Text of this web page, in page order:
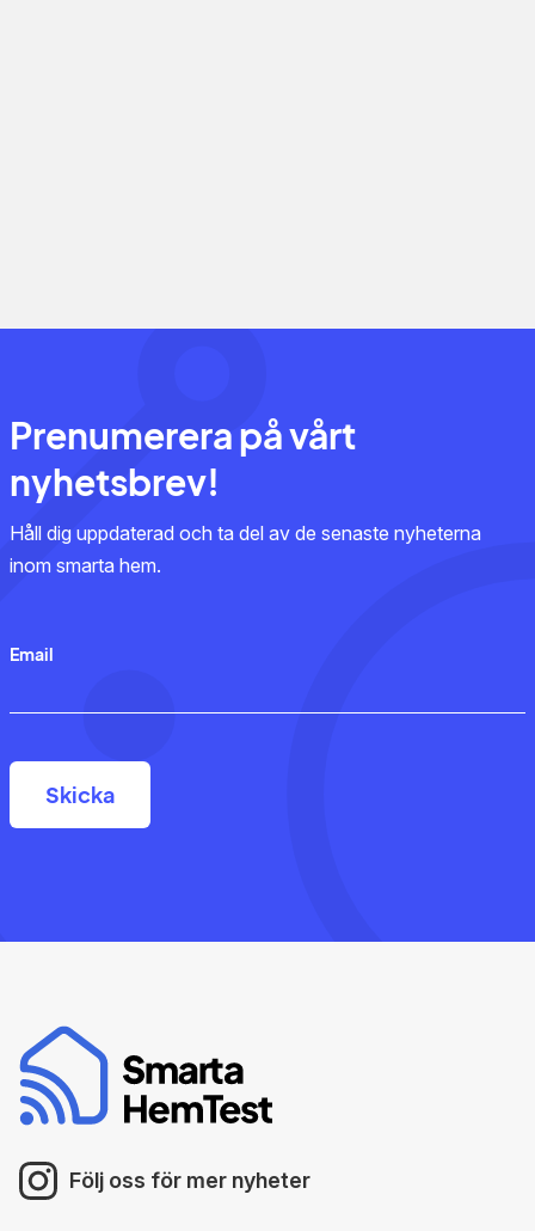
Prenumerera på vårt
nyhetsbrev!
Håll dig uppdaterad och ta del av de senaste nyheterna
inom smarta hem.
Email
Följ oss för mer nyheter